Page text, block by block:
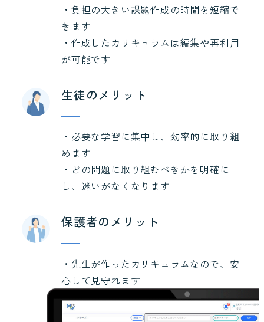
・負担の大きい課題作成の時間を短縮で
きます
・作成したカリキュラムは編集や再利用
が可能です
生徒のメリット
・必要な学習に集中し、効率的に取り組
めます
・どの問題に取り組むべきかを明確に
し、迷いがなくなります
保護者のメリット
・先生が作ったカリキュラムなので、安
心して見守れます